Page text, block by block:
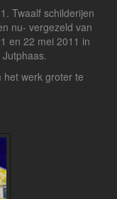
Twaalf schilderijen
nu- vergezeld van
en 22 mei 2011 in
het werk groter te